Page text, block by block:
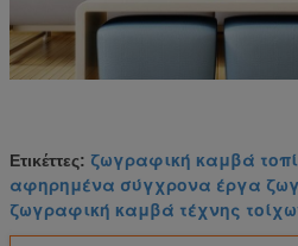
Ετικέττες: ζωγραφική καμβά
αφηρημένα σύγχρονα έργα
ζωγραφική καμβά τέχνης